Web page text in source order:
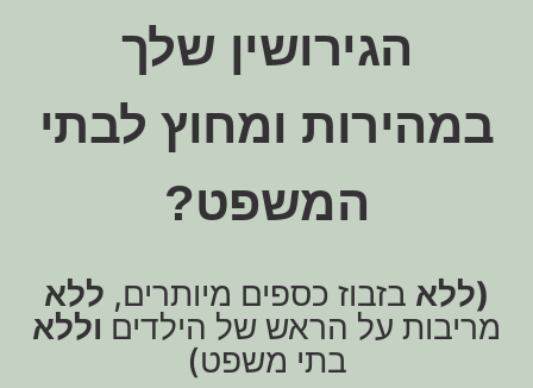
הגירושין שלך
במהירות ומחוץ לבתי
המשפט?
(ללא בזבוז כספים מיותרים, ללא
מריבות על הראש של הילדים וללא
בתי משפט)